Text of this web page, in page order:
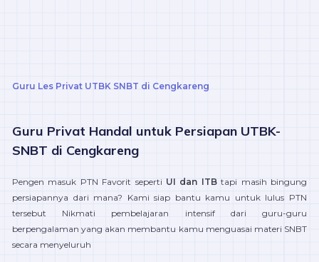
Guru Les Privat UTBK SNBT di Cengkareng
Guru Privat Handal untuk Persiapan UTBK-
SNBT di Cengkareng
Pengen masuk PTN Favorit seperti UI dan ITBtapi masih bingung
persiapannya dari mana? Kami siap bantu kamu untuk lulus PTN
tersebut Nikmati pembelajaran intensif dari guru-guru
berpengalaman yang akan membantu kamu menguasai materi SNBT
secara menyeluruh